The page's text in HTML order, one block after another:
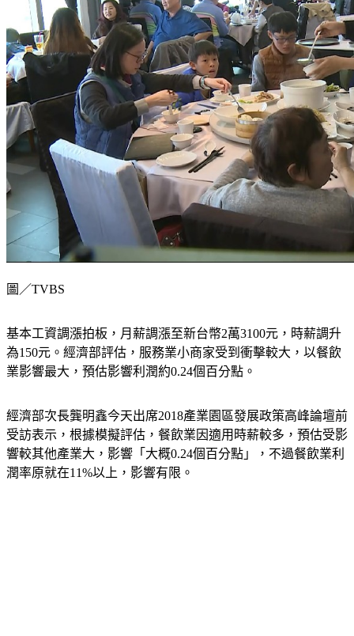
圖／TVBS
基本工資調漲拍板，月薪調漲至新台幣2萬3100元，時薪調升
為150元。經濟部評估，服務業小商家受到衝擊較大，以餐飲
業影響最大，預估影響利潤約0.24個百分點。
經濟部次長龔明鑫今天出席2018產業園區發展政策高峰論壇前
受訪表示，根據模擬評估，餐飲業因適用時薪較多，預估受影
響較其他產業大，影響「大概0.24個百分點」，不過餐飲業利
潤率原就在11%以上，影響有限。